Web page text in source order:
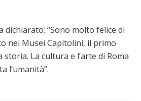
dichiarato: “Sono molto felice di
nei Musei Capitolini, il primo
La cultura e l’arte di Roma
l’umanità”.